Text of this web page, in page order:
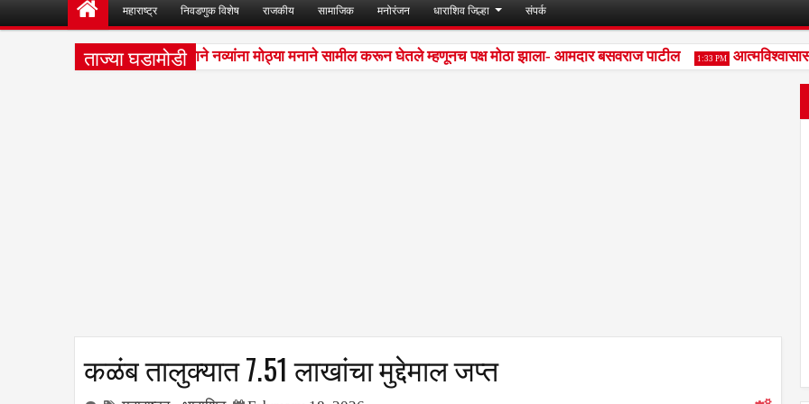
महाराष्ट्र निवडणुक विशेष राजकीय सामाजिक मनोरंजन धाराशिव जिल्हा संपर्क
ताज्या घडामोडी
1:33 PM भाजप पक्षाने नव्यांना मोठ्या मनाने सामील करून घेतले म्हणूनच पक्ष मोठा झाला- आमदार बसवराज पाटील 1:33 PM
कळंब तालुक्यात 7.51 लाखांचा मुद्देमाल जप्त